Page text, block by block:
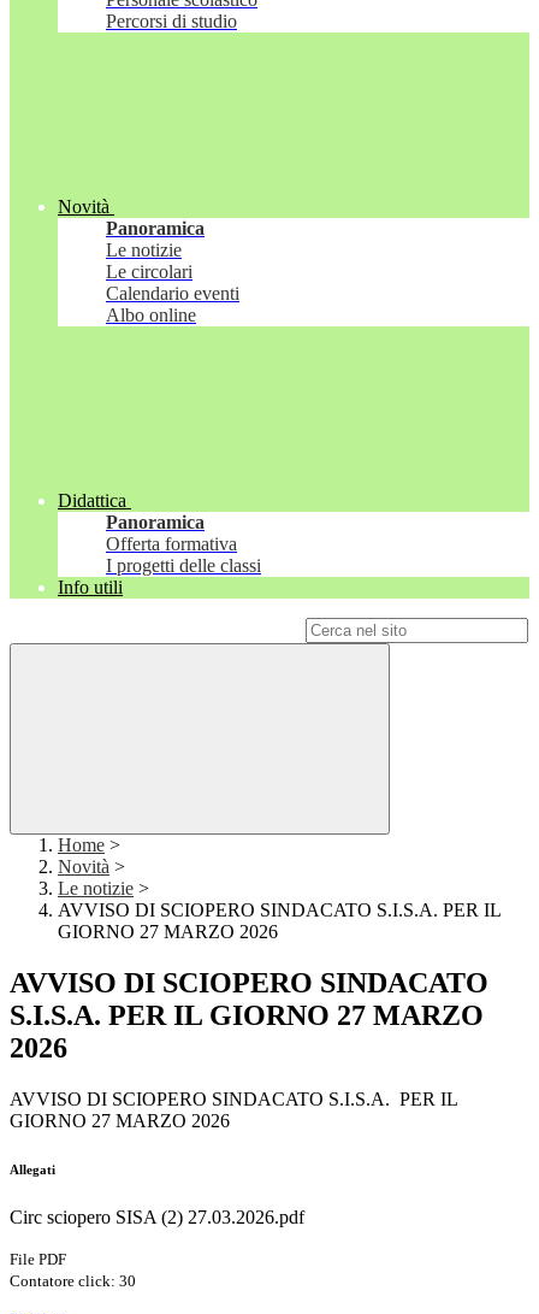
Percorsi di studio
Novità
Panoramica
Le notizie
Le circolari
Calendario eventi
Albo online
Didattica
Panoramica
Offerta formativa
I progetti delle classi
Info utili
Home >
Novità >
Le notizie >
AVVISO DI SCIOPERO SINDACATO S.I.S.A. PER IL
GIORNO 27 MARZO 2026
AVVISO DI SCIOPERO SINDACATO
S.I.S.A. PER IL GIORNO 27 MARZO
2026
AVVISO DI SCIOPERO SINDACATO S.I.S.A. PER IL
GIORNO 27 MARZO 2026
Allegati
Circ sciopero SISA (2) 27.03.2026.pdf
File PDF
Contatore click: 30